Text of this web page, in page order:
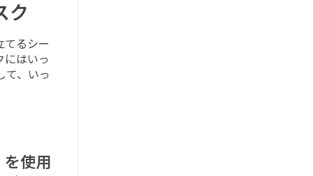
ク
てるシー
にはいっ
て、いっ
使用